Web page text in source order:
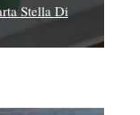
Stella Di